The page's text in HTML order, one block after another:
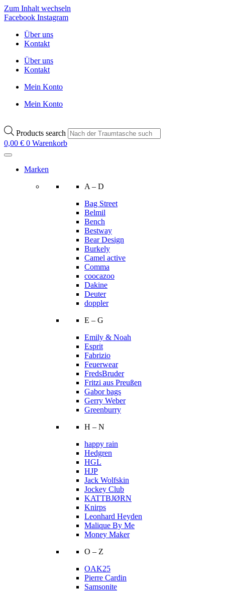
Zum Inhalt wechseln
Facebook Instagram
Über uns
Kontakt
Über uns
Kontakt
Mein Konto
Mein Konto
Products search
0,00 € 0 Warenkorb
Marken
A – D
Bag Street
Belmil
Bench
Bestway
Bear Design
Burkely
Camel active
Comma
coocazoo
Dakine
Deuter
doppler
E – G
Emily & Noah
Esprit
Fabrizio
Feuerwear
FredsBruder
Fritzi aus Preußen
Gabor bags
Gerry Weber
Greenburry
H – N
happy rain
Hedgren
HGL
HJP
Jack Wolfskin
Jockey Club
KATTBJØRN
Knirps
Leonhard Heyden
Malique By Me
Money Maker
O – Z
OAK25
Pierre Cardin
Samsonite